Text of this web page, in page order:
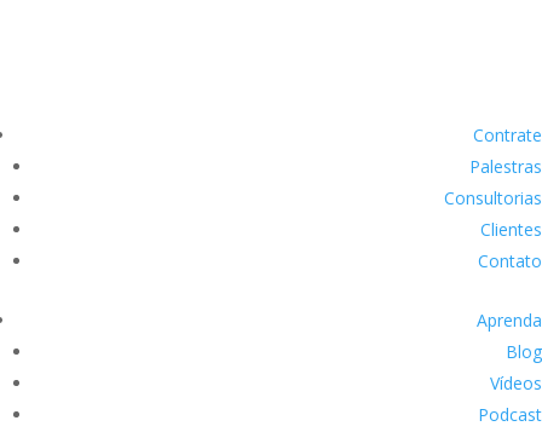
Contrate
Palestras
Consultorias
Clientes
Contato
Aprenda
Blog
Vídeos
Podcast